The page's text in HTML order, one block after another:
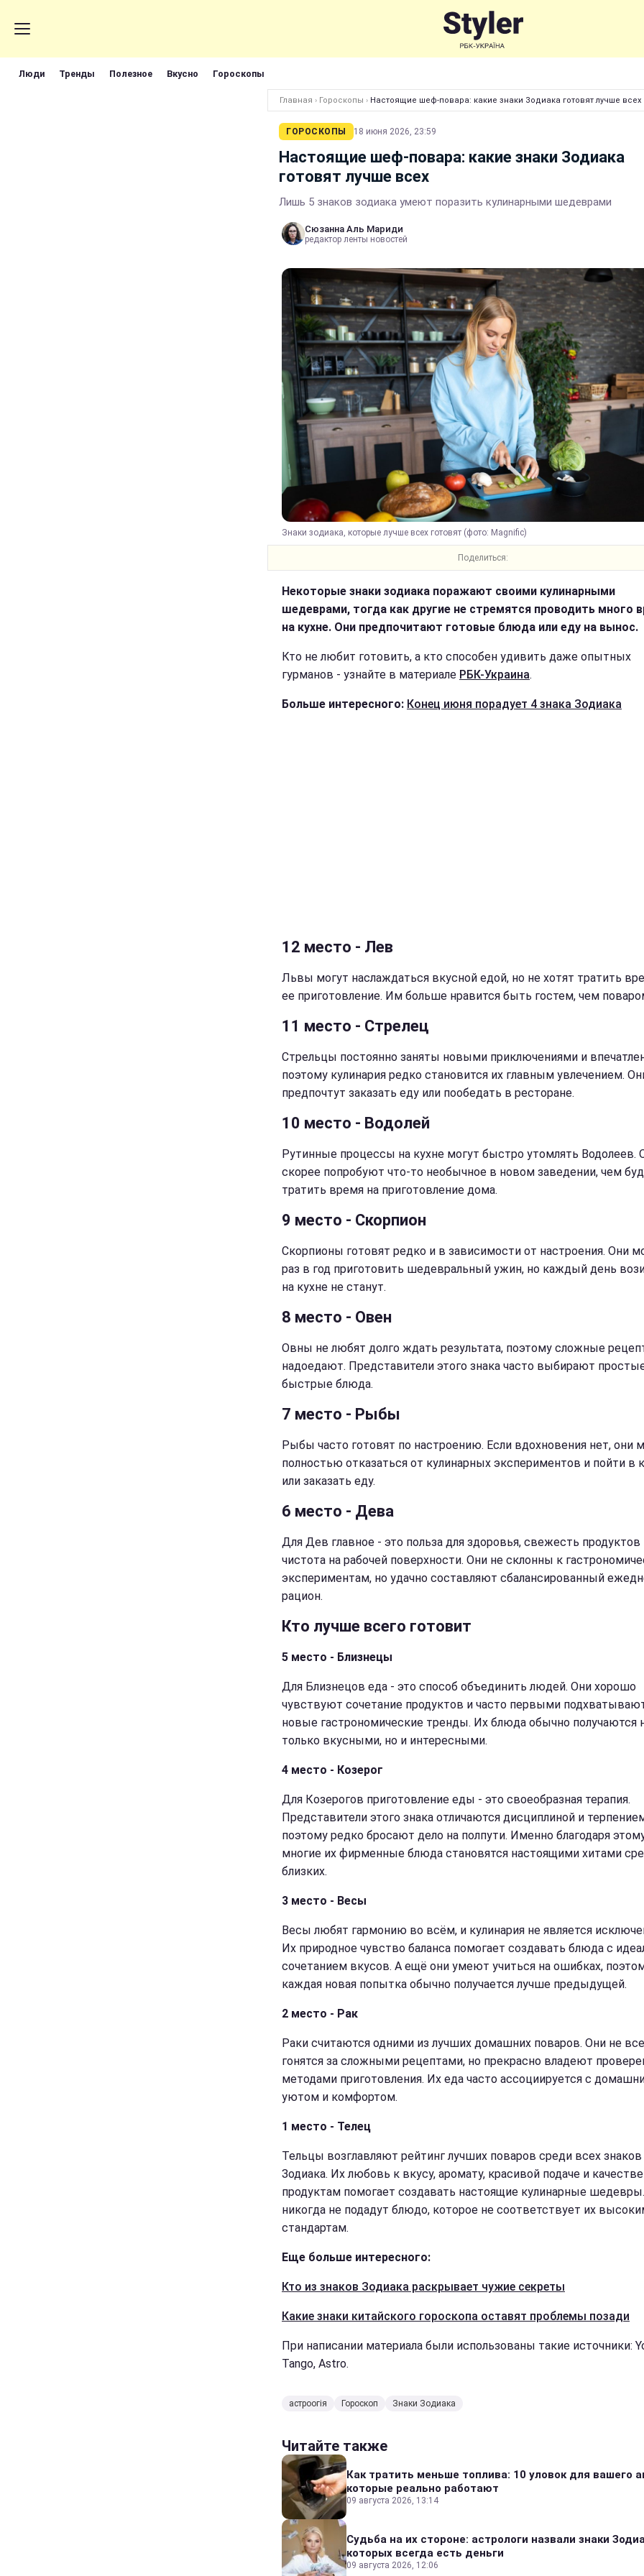
Люди Тренды Полезное Вкусно Гороскопы
Главная › Гороскопы › Настоящие шеф-повара: какие знаки Зодиака готовят лучше всех
ГОРОСКОПЫ 18 июня 2026, 23:59
Настоящие шеф-повара: какие знаки Зодиака
готовят лучше всех
Лишь 5 знаков зодиака умеют поразить кулинарными шедеврами
Сюзанна Аль Мариди
редактор ленты новостей
Знаки зодиака, которые лучше всех готовят (фото: Magnific)
Поделиться:
Некоторые знаки зодиака поражают своими кулинарными
шедеврами, тогда как другие не стремятся проводить много
на кухне. Они предпочитают готовые блюда или еду на вынос.
Кто не любит готовить, а кто способен удивить даже опытных
гурманов - узнайте в материале РБК-Украина.
Больше интересного: Конец июня порадует 4 знака Зодиака
12 место - Лев
Львы могут наслаждаться вкусной едой, но не хотят тратить
ее приготовление. Им больше нравится быть гостем, чем
11 место - Стрелец
Стрельцы постоянно заняты новыми приключениями и
поэтому кулинария редко становится их главным увлечением.
предпочтут заказать еду или пообедать в ресторане.
10 место - Водолей
Рутинные процессы на кухне могут быстро утомлять Водолеев.
скорее попробуют что-то необычное в новом заведении, чем
тратить время на приготовление дома.
9 место - Скорпион
Скорпионы готовят редко и в зависимости от настроения. Они
раз в год приготовить шедевральный ужин, но каждый день
на кухне не станут.
8 место - Овен
Овны не любят долго ждать результата, поэтому сложные
надоедают. Представители этого знака часто выбирают
быстрые блюда.
7 место - Рыбы
Рыбы часто готовят по настроению. Если вдохновения нет, они
полностью отказаться от кулинарных экспериментов и пойти в
или заказать еду.
6 место - Дева
Для Дев главное - это польза для здоровья, свежесть продуктов
чистота на рабочей поверхности. Они не склонны к
экспериментам, но удачно составляют сбалансированный
рацион.
Кто лучше всего готовит
5 место - Близнецы
Для Близнецов еда - это способ объединить людей. Они хорошо
чувствуют сочетание продуктов и часто первыми
новые гастрономические тренды. Их блюда обычно получаются
только вкусными, но и интересными.
4 место - Козерог
Для Козерогов приготовление еды - это своеобразная терапия.
Представители этого знака отличаются дисциплиной и
поэтому редко бросают дело на полпути. Именно благодаря
многие их фирменные блюда становятся настоящими хитами
близких.
3 место - Весы
Весы любят гармонию во всём, и кулинария не является
Их природное чувство баланса помогает создавать блюда с
сочетанием вкусов. А ещё они умеют учиться на ошибках,
каждая новая попытка обычно получается лучше предыдущей.
2 место - Рак
Раки считаются одними из лучших домашних поваров. Они не
гонятся за сложными рецептами, но прекрасно владеют
методами приготовления. Их еда часто ассоциируется с
уютом и комфортом.
1 место - Телец
Тельцы возглавляют рейтинг лучших поваров среди всех знаков
Зодиака. Их любовь к вкусу, аромату, красивой подаче и
продуктам помогает создавать настоящие кулинарные
никогда не подадут блюдо, которое не соответствует их
стандартам.
Еще больше интересного:
Кто из знаков Зодиака раскрывает чужие секреты
Какие знаки китайского гороскопа оставят проблемы позади
При написании материала были использованы такие источники:
Tango, Astro.
астроогія Гороскоп Знаки Зодиака
Читайте также
Как тратить меньше топлива: 10 уловок для вашего
которые реально работают
09 августа 2026, 13:14
Судьба на их стороне: астрологи назвали знаки
которых всегда есть деньги
09 августа 2026, 12:06